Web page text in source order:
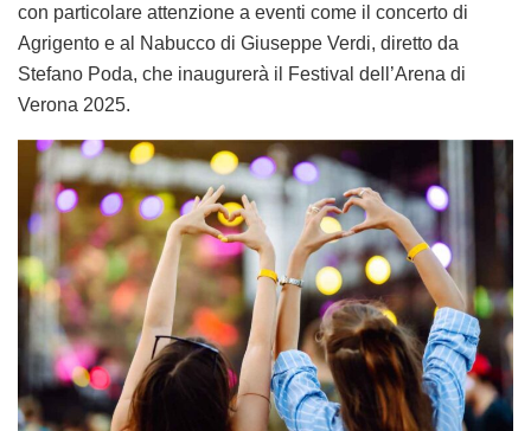
con particolare attenzione a eventi come il concerto di
Agrigento e al Nabucco di Giuseppe Verdi, diretto da
Stefano Poda, che inaugurerà il Festival dell’Arena di
Verona 2025.